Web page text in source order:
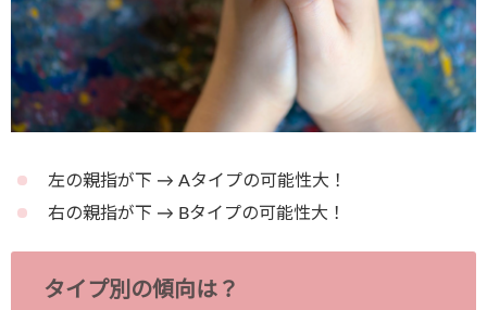
左の親指が下 → Aタイプの可能性大！
右の親指が下 → Bタイプの可能性大！
タイプ別の傾向は？